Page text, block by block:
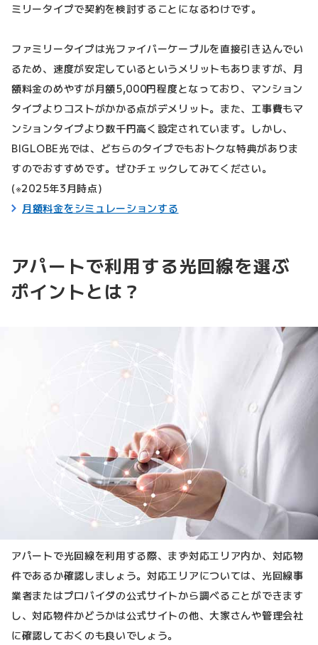
ミリータイプで契約を検討することになるわけです。
ファミリータイプは光ファイバーケーブルを直接引き込んでい
るため、速度が安定しているというメリットもありますが、月
額料金のめやすが月額5,000円程度となっており、マンション
タイプよりコストがかかる点がデメリット。また、工事費もマ
ンションタイプより数千円高く設定されています。しかし、
BIGLOBE光では、どちらのタイプでもおトクな特典がありま
すのでおすすめです。ぜひチェックしてみてください。
(※2025年3月時点)
月額料金をシミュレーションする
アパートで利用する光回線を選ぶ
ポイントとは？
アパートで光回線を利用する際、まず対応エリア内か、対応物
件であるか確認しましょう。対応エリアについては、光回線事
業者またはプロバイダの公式サイトから調べることができます
し、対応物件かどうかは公式サイトの他、大家さんや管理会社
に確認しておくのも良いでしょう。